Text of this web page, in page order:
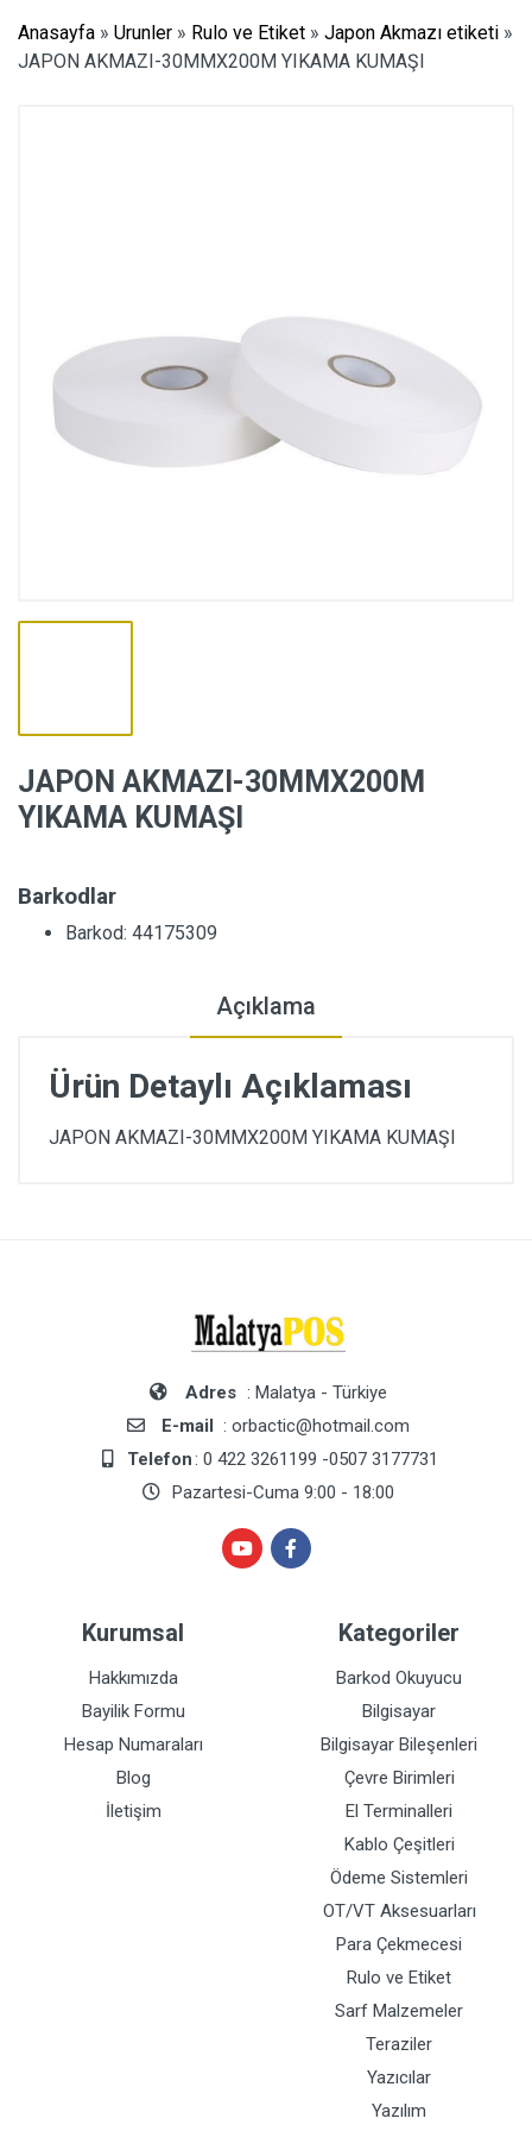
Anasayfa » Urunler » Rulo ve Etiket » Japon Akmazı etiketi »
JAPON AKMAZI-30MMX200M YIKAMA KUMAŞI
JAPON AKMAZI-30MMX200M
YIKAMA KUMAŞI
Barkodlar
Barkod: 44175309
Açıklama
Ürün Detaylı Açıklaması
JAPON AKMAZI-30MMX200M YIKAMA KUMAŞI
Adres : Malatya - Türkiye
E-mail : orbactic@hotmail.com
Telefon: 0 422 3261199 -0507 3177731
Pazartesi-Cuma 9:00 - 18:00
Kurumsal
Hakkımızda
Bayilik Formu
Hesap Numaraları
Blog
İletişim
Kategoriler
Barkod Okuyucu
Bilgisayar
Bilgisayar Bileşenleri
Çevre Birimleri
El Terminalleri
Kablo Çeşitleri
Ödeme Sistemleri
OT/VT Aksesuarları
Para Çekmecesi
Rulo ve Etiket
Sarf Malzemeler
Teraziler
Yazıcılar
Yazılım